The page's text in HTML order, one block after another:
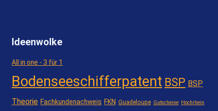
Ideenwolke
All in one - 3 für 1
Bodenseeschifferpatent BSP BSP
Theorie Fachkundenachweis FKN Guadeloupe Gutscheine Hochrhein